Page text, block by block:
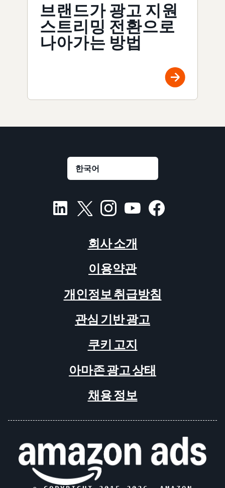
브랜드가 광고 지원
스트리밍 전환으로
나아가는 방법
회사 소개
이용약관
개인정보 취급방침
관심 기반 광고
쿠키 고지
아마존 광고 상태
채용 정보